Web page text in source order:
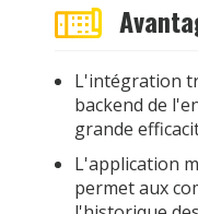
L'intégration
backend de
grande
L'application
permet aux